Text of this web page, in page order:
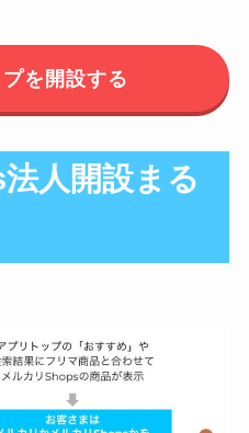
を開設する
人開設まる